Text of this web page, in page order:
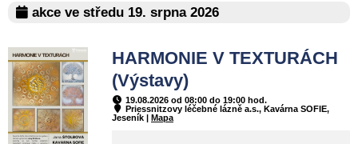
akce ve středu 19. srpna 2026
HARMONIE V TEXTURÁCH
(Výstavy)
19.08.2026 od 08:00 do 19:00 hod.
Priessnitzovy léčebné lázně a.s., Kavárna SOFIE,
Jeseník | Mapa